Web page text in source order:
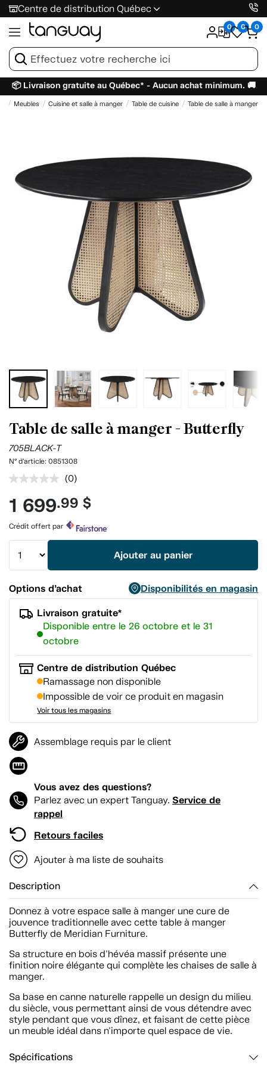
Centre de distribution Québec
0 0 0
📦 Livraison gratuite au Québec* - Aucun achat minimum. 🚚
Meubles Cuisine et salle à manger Table de cuisine Table de salle à manger
Table de salle à manger - Butterfly
705BLACK-T
N° d'article: 0851308
Aucune
pour
ce
produit.
Lien
vers
page.
(0)
1 699.99 $
Crédit offert par
Ajouter au panier
Options d’achat
Disponibilités en magasin
Livraison gratuite*
Disponible entre le 26 octobre et le 31
octobre
Centre de distribution Québec
Ramassage non disponible
Impossible de voir ce produit en magasin
Voir tous les magasins
Assemblage requis par le client
Vous avez des questions?
Parlez avec un expert Tanguay. Service de
rappel
Retours faciles
Ajouter à ma liste de souhaits
Description
Donnez à votre espace salle à manger une cure de
jouvence traditionnelle avec cette table à manger
Butterfly de Meridian Furniture.
Sa structure en bois d'hévéa massif présente une
finition noire élégante qui complète les chaises de salle à
manger.
Sa base en canne naturelle rappelle un design du milieu
du siècle, vous permettant ainsi de vous détendre avec
style pendant que vous dînez, et faisant de cette pièce
un meuble idéal dans n'importe quel espace de vie.
Spécifications